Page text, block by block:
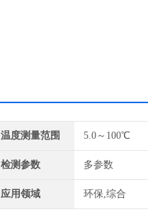
温度测量范围 5.0～100℃
检测参数 多参数
应用领域 环保,综合